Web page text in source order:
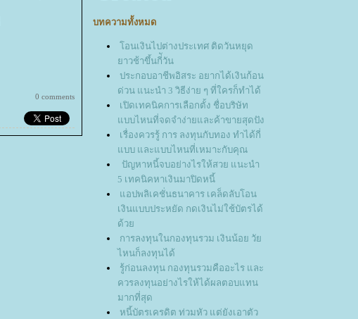
0 comments
บทความทั้งหมด
อนเงินไปต่างประเทศ ติดวันหยุด
าวช้าขึ้นกี่ัวัน
ประกอบอาชีพอิสระ อยากได้เงินก้อน
ด่วน แนะนำ 3 วิธีง่าย ๆ ที่ใครก็ทำได้
เปิดเทคนิคการเลือกตั้ง ชื่อบริษัท
บบไหนที่จดจำง่ายและค้าขายสุดปัง
เรื่องควรรู้ การ ลงทุนกับทอง ทำได้กี่
บบ และแบบไหนที่เหมาะกับคุณ
ปัญหาหนี้จบอย่างไรให้สวย แนะนำ
5 เทคนิคหาเงินมาปิดหนี้
อปพลิเคชั่นธนาคาร เคล็ดลับโอน
เงินแบบประหยัด กดเงินไม่ใช้บัตรได้
ด้ว
การลงทุนในกองทุนรวม เงินน้อย วั
ไหนก็ลงทุนได้
รู้ก่อนลงทุน กองทุนรวมคืออะไร และ
ควรลงทุนอย่างไรให้ได้ผลตอบแทน
มากที่สุด
หนี้บัตรเครดิต ท่วมหัว แต่ยังเอาตัว